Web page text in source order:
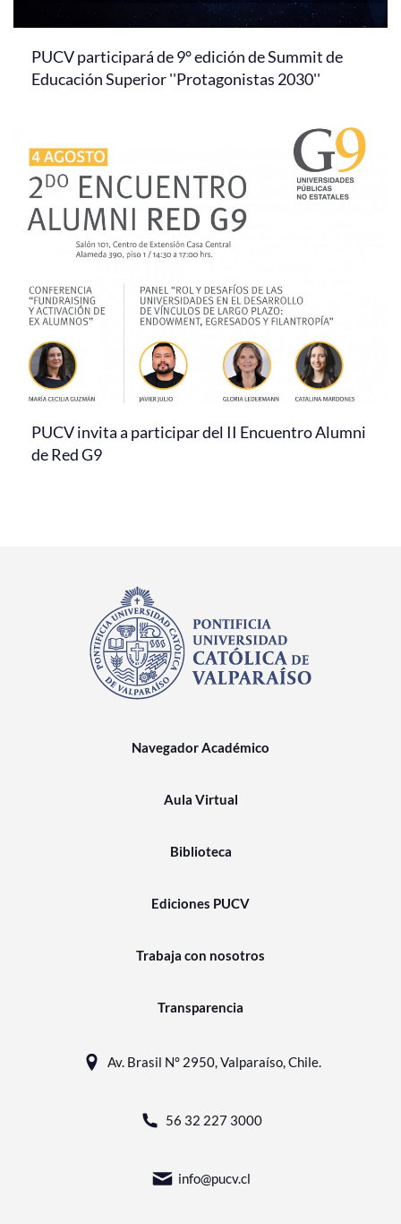
PUCV participará de 9° edición de Summit de
Educación Superior ''Protagonistas 2030''
PUCV invita a participar del II Encuentro Alumni
de Red G9
Navegador Académico
Aula Virtual
Biblioteca
Ediciones PUCV
Trabaja con nosotros
Transparencia
Av. Brasil N° 2950, Valparaíso, Chile.
56 32 227 3000
info@pucv.cl